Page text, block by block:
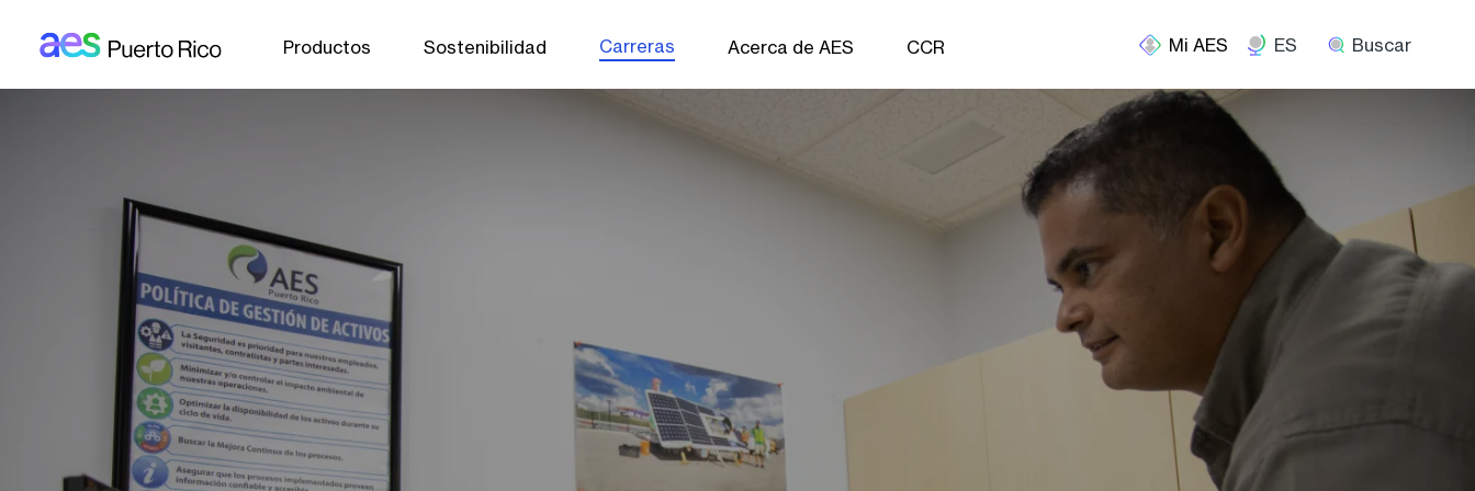
Productos Sostenibilidad Carreras Acerca de AES CCR ES Buscar